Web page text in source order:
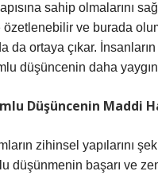
sahip olmalarını
özetlenebilir ve burada
da ortaya çıkar.
düşüncenin daha yaygın
Düşüncenin Maddi
zihinsel yapılarını
düşünmenin başarı ve